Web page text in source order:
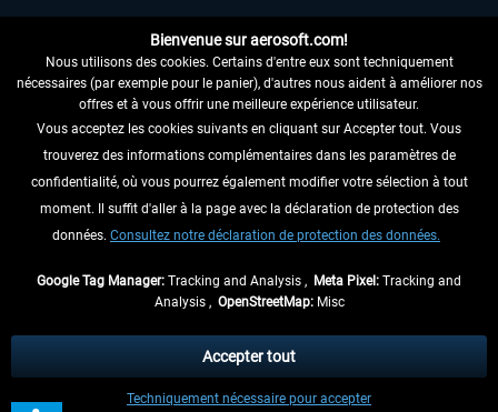
RENONCER AU CONTRAT ICI
INFORMATIONS
NE MANQUEZ PAS LES DERNIÈRES
échéant, frais de remboursement, si aucune description contraire.
** S'applique aux envois vers l'Allemagne. Pour les autres pays, veuillez
consulter lesinformations d'expédition.
Bienvenue sur aerosoft.com!
Nous utilisons des cookies. Certains d'entre eux sont techniquement
nécessaires (par exemple pour le panier), d'autres nous aident à améliorer nos
offres et à vous offrir une meilleure expérience utilisateur.
Vous acceptez les cookies suivants en cliquant sur Accepter tout. Vous
trouverez des informations complémentaires dans les paramètres de
confidentialité, où vous pourrez également modifier votre sélection à tout
moment. Il suffit d'aller à la page avec la déclaration de protection des
données. Consultez notre déclaration de protection des données.
Google Tag Manager: Tracking and Analysis , Meta Pixel: Tracking and
Analysis , OpenStreetMap:Misc
Techniquement nécessaire pour accepter
Accepter tout